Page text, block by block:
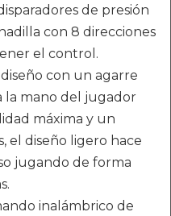
de presión
con 8 direcciones
el control.
con un agarre
la mano del jugador
máxima y un
el diseño ligero hace
jugando de forma
inalámbrico de